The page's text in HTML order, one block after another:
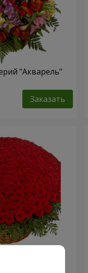
"Акварель"
Заказать